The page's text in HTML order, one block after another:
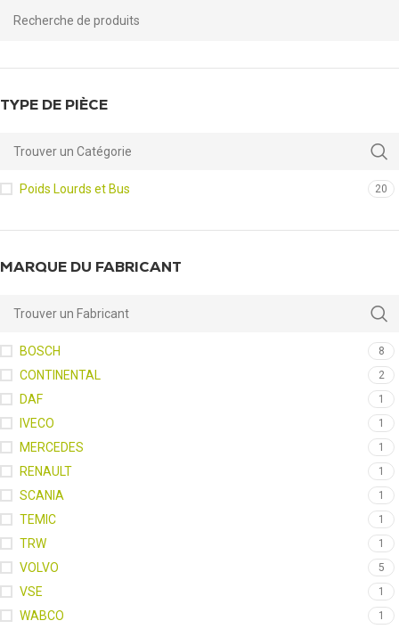
TYPE DE PIÈCE
Poids Lourds et Bus 20
MARQUE DU FABRICANT
BOSCH 8
CONTINENTAL 2
DAF 1
IVECO 1
MERCEDES 1
RENAULT 1
SCANIA 1
TEMIC 1
TRW 1
VOLVO 5
VSE 1
WABCO 1